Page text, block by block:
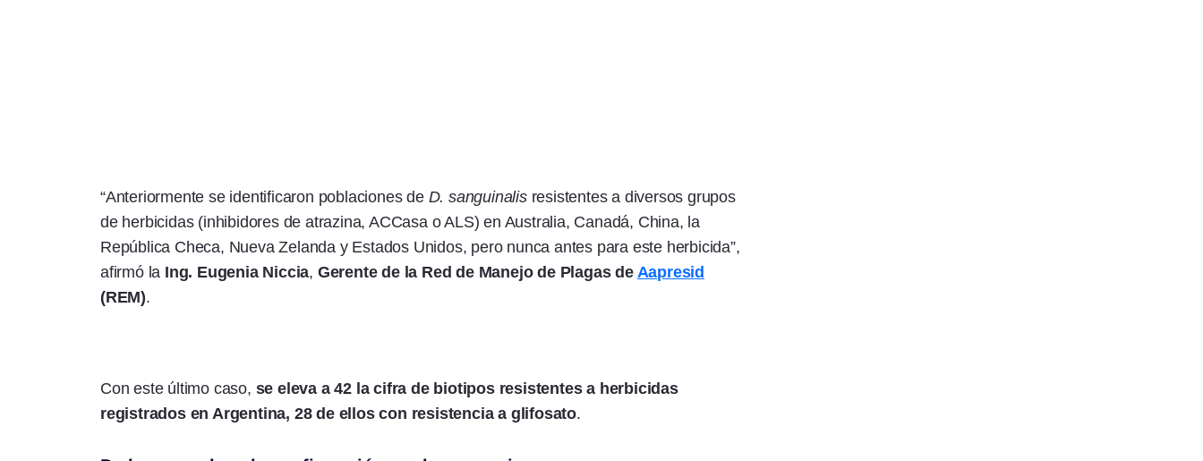
“Anteriormente se identificaron poblaciones de D. sanguinalis resistentes a diversos grupos
de herbicidas (inhibidores de atrazina, ACCasa o ALS) en Australia, Canadá, China, la
República Checa, Nueva Zelanda y Estados Unidos, pero nunca antes para este herbicida”,
afirmó la Ing. Eugenia Niccia, Gerente de la Red de Manejo de Plagas de Aapresid
(REM).
Con este último caso, se eleva a 42 la cifra de biotipos resistentes a herbicidas
registrados en Argentina, 28 de ellos con resistencia a glifosato.